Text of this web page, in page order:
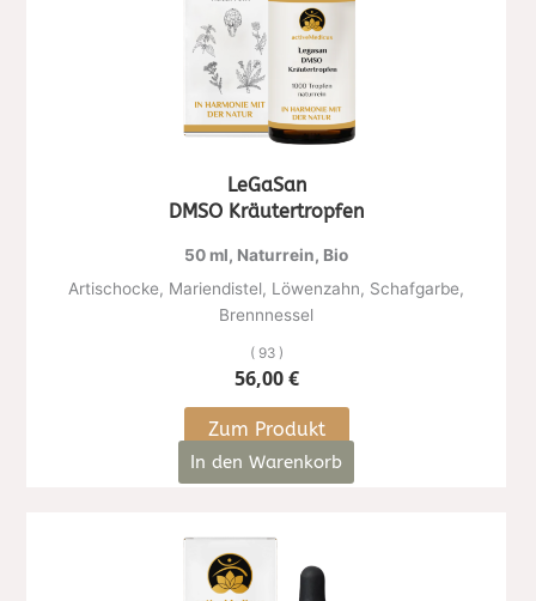
LeGaSan
DMSO Kräutertropfen
50 ml, Naturrein, Bio
Artischocke, Mariendistel, Löwenzahn, Schafgarbe,
Brennnessel
( 93 )
56,00€
Zum Produkt
In den Warenkorb